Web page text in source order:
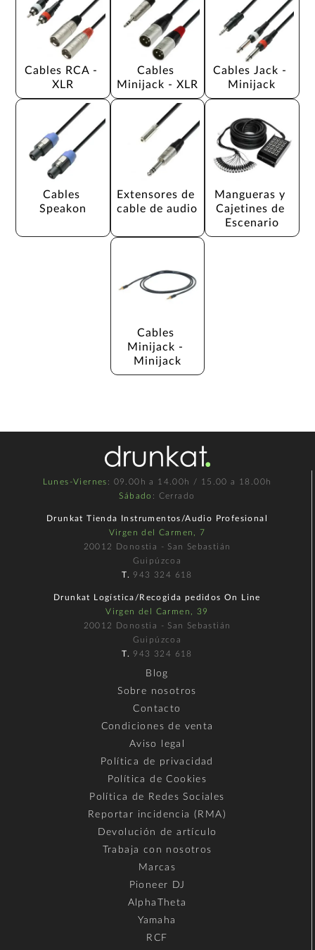
Cables RCA -
XLR
Cables
Minijack - XLR
Cables Jack -
Minijack
Cables
Speakon
Extensores de
cable de audio
Mangueras y
Cajetines de
Escenario
Cables
Minijack -
Minijack
Lunes-Viernes : 09.00h a 14.00h / 15.00 a 18.00h
Sábado : Cerrado
Drunkat Tienda Instrumentos/Audio Profesional
Virgen del Carmen, 7
20012 Donostia - San Sebastián
Guipúzcoa
T. 943 324 618
Drunkat Logística/Recogida pedidos On Line
Virgen del Carmen, 39
20012 Donostia - San Sebastián
Guipúzcoa
T. 943 324 618
Blog
Sobre nosotros
Contacto
Condiciones de venta
Aviso legal
Política de privacidad
Política de Cookies
Política de Redes Sociales
Reportar incidencia (RMA)
Devolución de artículo
Trabaja con nosotros
Marcas
Pioneer DJ
AlphaTheta
Yamaha
RCF